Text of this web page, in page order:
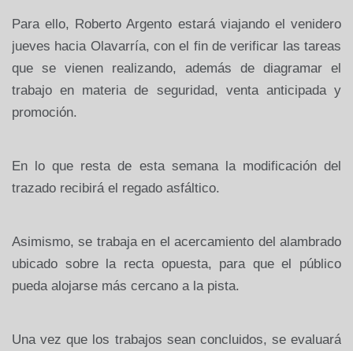
Para ello, Roberto Argento estará viajando el venidero
jueves hacia Olavarría, con el fin de verificar las tareas
que se vienen realizando, además de diagramar el
trabajo en materia de seguridad, venta anticipada y
promoción.
En lo que resta de esta semana la modificación del
trazado recibirá el regado asfáltico.
Asimismo, se trabaja en el acercamiento del alambrado
ubicado sobre la recta opuesta, para que el público
pueda alojarse más cercano a la pista.
Una vez que los trabajos sean concluidos, se evaluará